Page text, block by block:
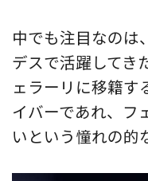
中でも注目なのは
デスで活躍してき
ェラーリに移籍す
イバーであれ、フ
いという憧れの的